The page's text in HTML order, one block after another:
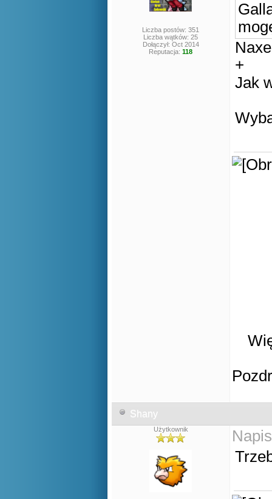
Liczba postów: 351
Liczba wątków: 25
Dołączył: Oct 2014
Reputacja: 118
+
Jak
Shany
Użytkownik